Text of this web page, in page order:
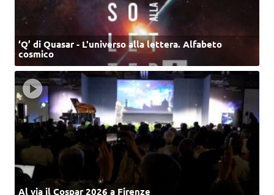
‘Q’ di Quasar - L'universo alla lettera. Alfabeto
cosmico
Al via il Cospar 2026 a Firenze